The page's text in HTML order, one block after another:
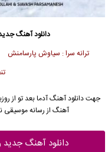
دانلود آهنگ
ترانه سرا : سیاوش
جهت دانلود آهنگ آدما بعد تو از
آهنگ از رسانه موسیقی
دانلود آهنگ جدید